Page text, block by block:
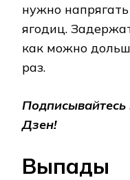
нужно
ягодиц.
как можно
раз.
Дзен!
Выпады